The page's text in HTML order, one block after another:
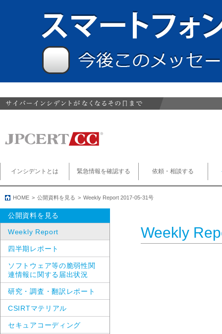
インシデントとは 緊急情報を確認する 依頼・相談する
HOME 公開資料を見る Weekly Report 2017-05-31号
Weekly
公開資料を見る
Weekly Report
四半期レポート
ソフトウェア等の脆弱性関
連情報に関する届出状況
研究・調査・翻訳レポート
CSIRTマテリアル
セキュアコーディング